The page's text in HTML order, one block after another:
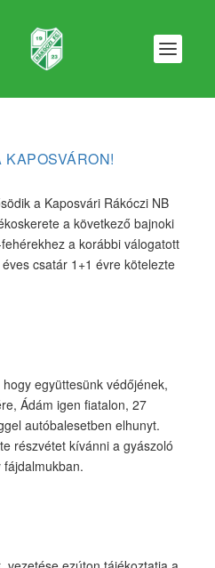
a Kaposvári Rákóczi NB
a következő bajnoki
a korábbi válogatott
csatár 1+1 évre kötelezte
együttesünk védőjének,
Ádám igen fiatalon, 27
autóbalesetben elhunyt.
részvétet kívánni a gyászoló